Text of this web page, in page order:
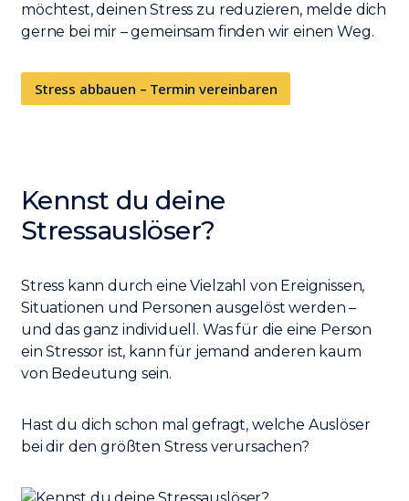
möchtest, deinen Stress zu reduzieren, melde dich
gerne bei mir – gemeinsam finden wir einen Weg.
Stress abbauen – Termin vereinbaren
Kennst du deine
Stressauslöser?
Stress kann durch eine Vielzahl von Ereignissen,
Situationen und Personen ausgelöst werden –
und das ganz individuell. Was für die eine Person
ein Stressor ist, kann für jemand anderen kaum
von Bedeutung sein.
Hast du dich schon mal gefragt, welche Auslöser
bei dir den größten Stress verursachen?